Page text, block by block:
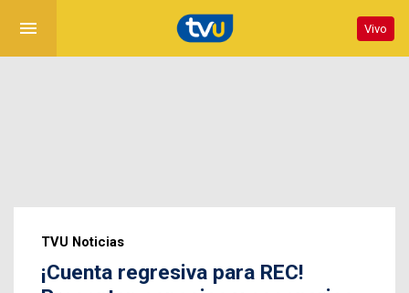
menu Vivo
TVU Noticias
¡Cuenta regresiva para REC!